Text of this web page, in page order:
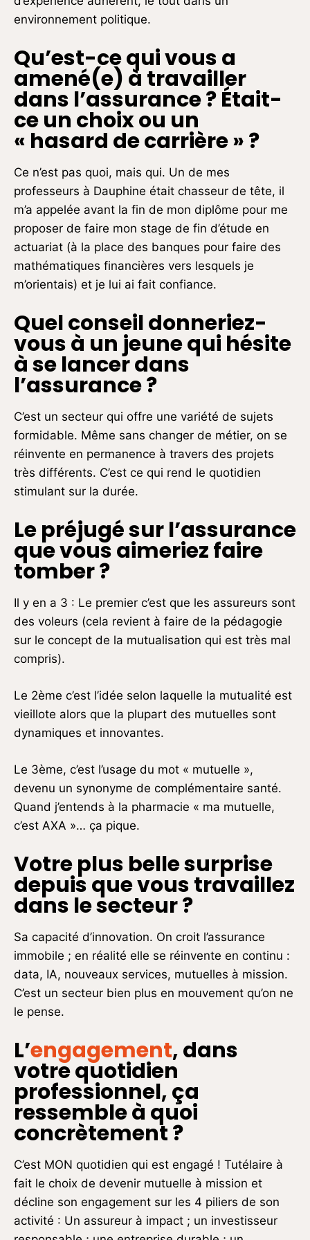
environnement politique.
Qu’est-ce qui vous a
amené(e) à travailler
dans l’assurance ? Était-
ce un choix ou un
« hasard de carrière » ?
Ce n’est pas quoi, mais qui. Un de mes
professeurs à Dauphine était chasseur de tête, il
m’a appelée avant la fin de mon diplôme pour me
proposer de faire mon stage de fin d’étude en
actuariat (à la place des banques pour faire des
mathématiques financières vers lesquels je
m’orientais) et je lui ai fait confiance.
Quel conseil donneriez-
vous à un jeune qui hésite
à se lancer dans
l’assurance ?
C’est un secteur qui offre une variété de sujets
formidable. Même sans changer de métier, on se
réinvente en permanence à travers des projets
très différents. C’est ce qui rend le quotidien
stimulant sur la durée.
Le préjugé sur l’assurance
que vous aimeriez faire
tomber ?
Il y en a 3 : Le premier c’est que les assureurs sont
des voleurs (cela revient à faire de la pédagogie
sur le concept de la mutualisation qui est très mal
compris).
Le 2ème c’est l’idée selon laquelle la mutualité est
vieillote alors que la plupart des mutuelles sont
dynamiques et innovantes.
Le 3ème, c’est l’usage du mot « mutuelle »,
devenu un synonyme de complémentaire santé.
Quand j’entends à la pharmacie « ma mutuelle,
c’est AXA »… ça pique.
Votre plus belle surprise
depuis que vous travaillez
dans le secteur ?
Sa capacité d’innovation. On croit l’assurance
immobile ; en réalité elle se réinvente en continu :
data, IA, nouveaux services, mutuelles à mission.
C’est un secteur bien plus en mouvement qu’on ne
le pense.
L’engagement, dans
votre quotidien
professionnel, ça
ressemble à quoi
concrètement ?
C’est MON quotidien qui est engagé ! Tutélaire à
fait le choix de devenir mutuelle à mission et
décline son engagement sur les 4 piliers de son
activité : Un assureur à impact ; un investisseur